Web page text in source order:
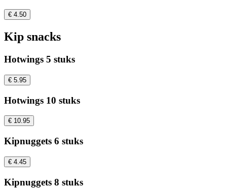
€ 4.50
Kip snacks
Hotwings 5 stuks
€ 5.95
Hotwings 10 stuks
€ 10.95
Kipnuggets 6 stuks
€ 4.45
Kipnuggets 8 stuks